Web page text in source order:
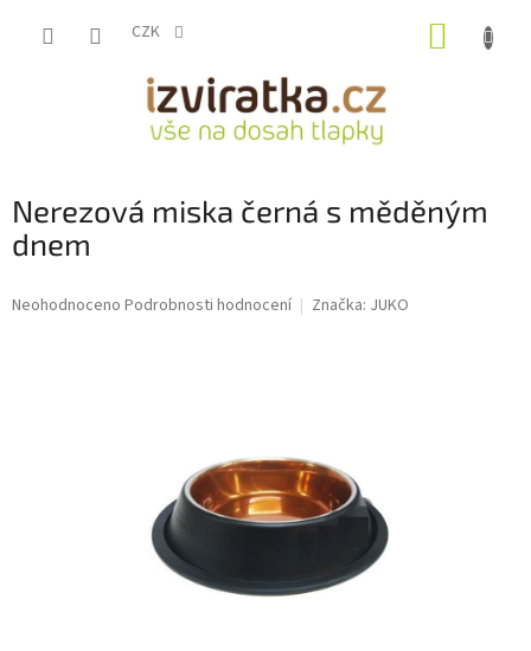
CZK
Nerezová miska černá s měděným
dnem
Průměrné
Neohodnoceno Podrobnosti hodnocení Značka: JUKO